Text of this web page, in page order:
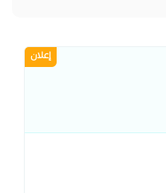
إعلان